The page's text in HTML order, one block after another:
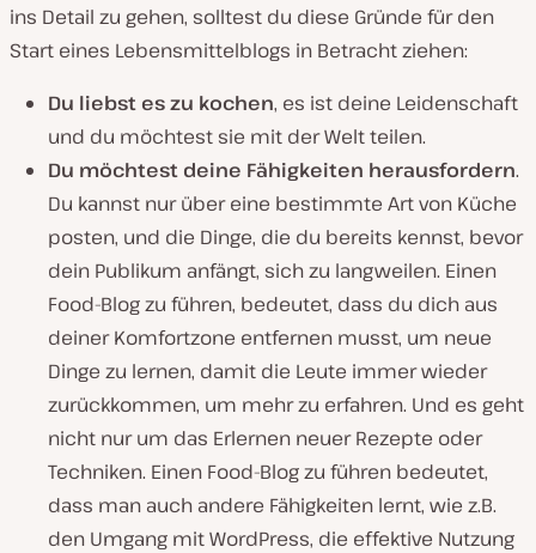
ins Detail zu gehen, solltest du diese Gründe für den
Start eines Lebensmittelblogs in Betracht ziehen:
Du liebst es zu kochen, es ist deine Leidenschaft
und du möchtest sie mit der Welt teilen.
Du möchtest deine Fähigkeiten herausfordern.
Du kannst nur über eine bestimmte Art von Küche
posten, und die Dinge, die du bereits kennst, bevor
dein Publikum anfängt, sich zu langweilen. Einen
Food-Blog zu führen, bedeutet, dass du dich aus
deiner Komfortzone entfernen musst, um neue
Dinge zu lernen, damit die Leute immer wieder
zurückkommen, um mehr zu erfahren. Und es geht
nicht nur um das Erlernen neuer Rezepte oder
Techniken. Einen Food-Blog zu führen bedeutet,
dass man auch andere Fähigkeiten lernt, wie z.B.
den Umgang mit WordPress, die effektive Nutzung